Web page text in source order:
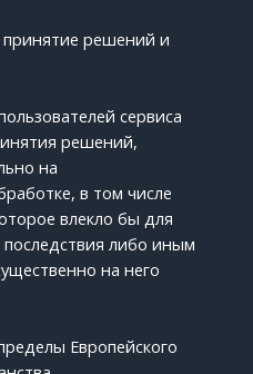
решений и
сервиса
решений,
на
в том числе
влекло бы для
либо иным
на него
Европейского